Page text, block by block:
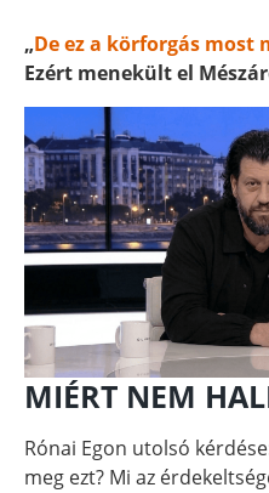
„De ez a körforgás most
Ezért menekült el
MIÉRT NEM
Rónai Egon utolsó
meg ezt? Mi az